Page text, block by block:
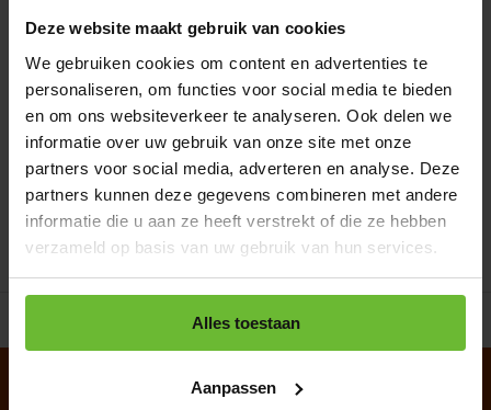
Deze website maakt gebruik van cookies
We gebruiken cookies om content en advertenties te
personaliseren, om functies voor social media te bieden
en om ons websiteverkeer te analyseren. Ook delen we
informatie over uw gebruik van onze site met onze
partners voor social media, adverteren en analyse. Deze
partners kunnen deze gegevens combineren met andere
informatie die u aan ze heeft verstrekt of die ze hebben
verzameld op basis van uw gebruik van hun services.
Alles toestaan
Aanpassen
€22,95
1
gratis verzending in NL-BE
Geen aanbiedingen of korting meer